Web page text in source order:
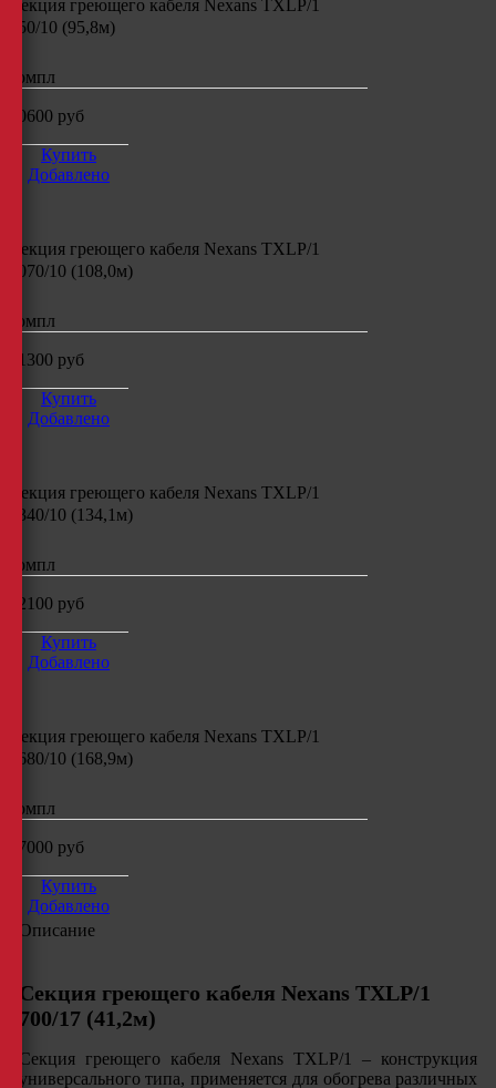
Секция греющего кабеля Nexans TXLP/1
950/10 (95,8м)
компл
20600 руб
Купить
Добавлено
Секция греющего кабеля Nexans TXLP/1
1070/10 (108,0м)
компл
21300 руб
Купить
Добавлено
Секция греющего кабеля Nexans TXLP/1
1340/10 (134,1м)
компл
22100 руб
Купить
Добавлено
Секция греющего кабеля Nexans TXLP/1
1680/10 (168,9м)
компл
27000 руб
Купить
Добавлено
Описание
Секция греющего кабеля Nexans TXLP/1
700/17 (41,2м)
Секция греющего кабеля Nexans TXLP/1 – конструкция
универсального типа, применяется для обогрева различных